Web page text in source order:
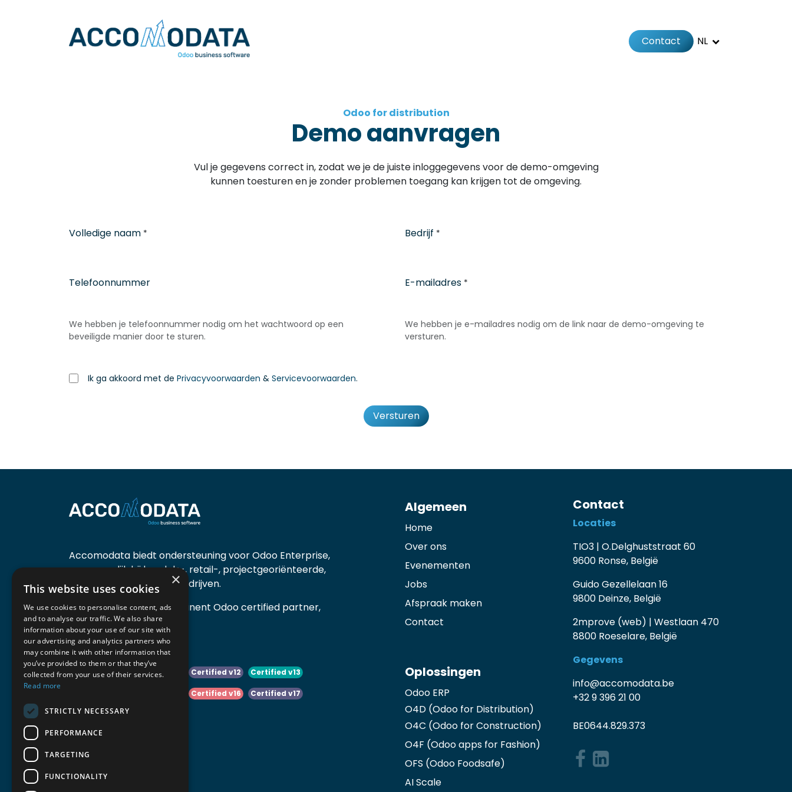
Contact NL
Odoo for distribution
Demo aanvragen
Vul je gegevens correct in, zodat we je de juiste inloggegevens voor de demo-omgeving
kunnen toesturen en je zonder problemen toegang kan krijgen tot de omgeving.
Volledige naam * Bedrijf *
Telefoonnummer
We hebben je telefoonnummer nodig om het wachtwoord op een
beveiligde manier door te sturen.
E-mailadres *
We hebben je e-mailadres nodig om de link naar de demo-omgeving te
versturen.
Ik ga akkoord met de Privacyvoorwaarden & Servicevoorwaarden.
Versturen
Accomodata biedt ondersteuning voor Odoo Enterprise,
voornamelijk bij handels-, retail-, projectgeoriënteerde,
diensten- en productiebedrijven.
Accomodata is een prominent Odoo certified partner,
actief in België.
Certified v10 Certified v11 Certified v12 Certified v13
Certified v16 Certified v17
Certified v18
Algemeen
Home
Over ons
Evenementen
Jobs
Afspraak maken
Contact
Oplossingen
Odoo ERP
O4D (Odoo for Distribution)
O4C (Odoo for Construction)
O4F (Odoo apps for Fashion)
OFS (Odoo Foodsafe)
AI Scale
Contact
Locaties
TIO3 | O.Delghuststraat 60
9600 Ronse, België
Guido Gezellelaan 16
9800 Deinze, België
2mprove (web) | Westlaan 470
8800 Roeselare, België
Gegevens
info@accomodata.be
+32 9 396 21 00
BE0644.829.373
×
This website uses cookies
We use cookies to personalise content, ads
and to analyse our traffic. We also share
information about your use of our site with
our advertising and analytics partners who
may combine it with other information that
you’ve provided to them or that they’ve
collected from your use of their services.
Read more
STRICTLY NECESSARY
PERFORMANCE
TARGETING
FUNCTIONALITY